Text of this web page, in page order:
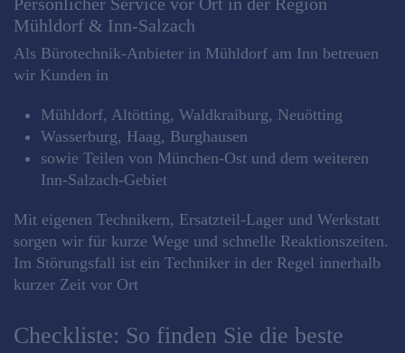
Mühldorf & Inn‑Salzach
Als Bürotechnik‑Anbieter in Mühldorf am Inn betreuen
wir Kunden in
Mühldorf, Altötting, Waldkraiburg, Neuötting
Wasserburg, Haag, Burghausen
sowie Teilen von München‑Ost und dem weiteren
Inn‑Salzach‑Gebiet
Mit eigenen Technikern, Ersatzteil‑Lager und Werkstatt
sorgen wir für kurze Wege und schnelle Reaktionszeiten.
Im Störungsfall ist ein Techniker in der Regel innerhalb
kurzer Zeit vor Ort
Checkliste: So finden Sie die beste